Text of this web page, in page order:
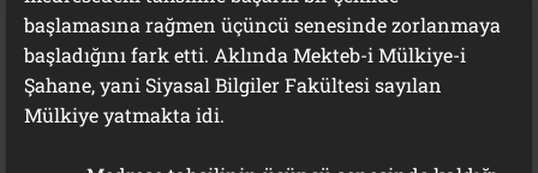
başlamasına rağmen üçüncü senesinde zorlanmaya
başladığını fark etti. Aklında Mekteb-i Mülkiye-i
Şahane, yani Siyasal Bilgiler Fakültesi sayılan
Mülkiye yatmakta idi.